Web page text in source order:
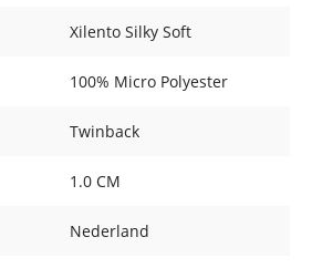
Xilento Silky Soft
100% Micro Polyester
Twinback
1.0 CM
Nederland